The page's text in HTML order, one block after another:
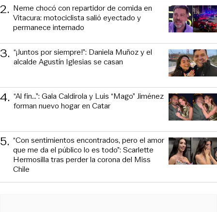
2. Neme chocó con repartidor de comida en
Vitacura: motociclista salió eyectado y
permanece internado
3. “¡Juntos por siempre!”: Daniela Muñoz y el
alcalde Agustín Iglesias se casan
4. “Al fin…”: Gala Caldirola y Luis “Mago” Jiménez
forman nuevo hogar en Catar
5. “Con sentimientos encontrados, pero el amor
que me da el público lo es todo”: Scarlette
Hermosilla tras perder la corona del Miss
Chile